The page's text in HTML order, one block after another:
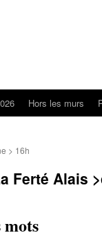
Hors les murs
> 16h
Ferté Alais